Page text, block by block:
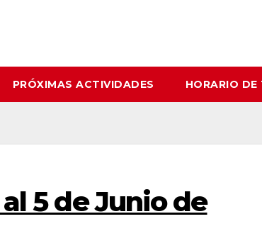
PRÓXIMAS ACTIVIDADES HORARIO DE
5 de Junio de